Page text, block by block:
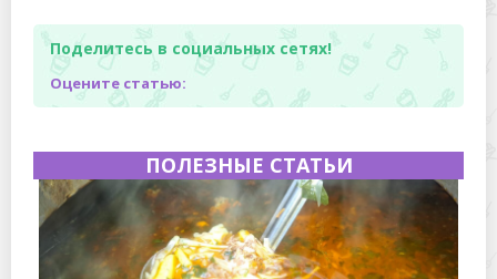
Поделитесь в социальных сетях!
Оцените статью:
ПОЛЕЗНЫЕ СТАТЬИ